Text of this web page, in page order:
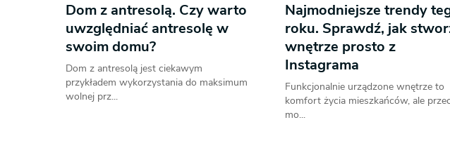
Dom z antresolą. Czy warto
uwzględniać antresolę w
swoim domu?
Dom z antresolą jest ciekawym
przykładem wykorzystania do maksimum
wolnej prz...
Najmodniejsze trendy
roku. Sprawdź, jak
wnętrze prosto z
Instagrama
Funkcjonalnie urządzone wnętrze to
komfort życia mieszkańców, ale
mo...